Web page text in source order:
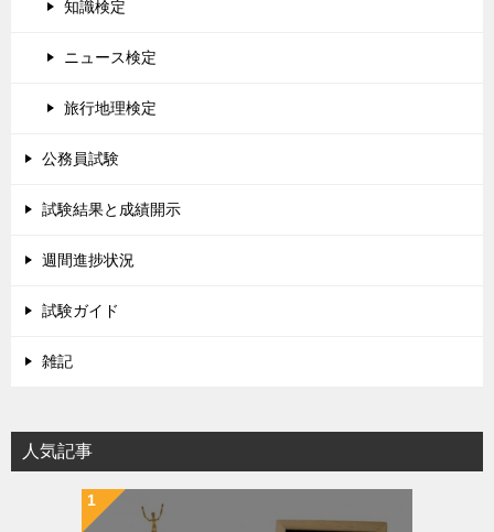
知識検定
ニュース検定
旅行地理検定
公務員試験
試験結果と成績開示
週間進捗状況
試験ガイド
雑記
人気記事